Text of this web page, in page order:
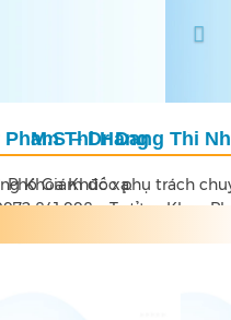
Dang Thi Nhu Quynh
phụ trách chuyên môn
Trưởng Khoa Phẫu thuật